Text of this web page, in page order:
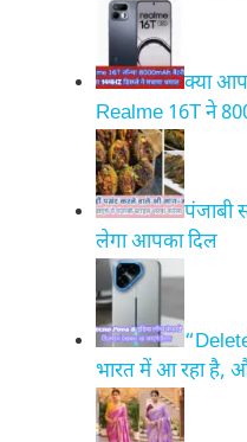
क्या
Realme 16T ने
पंजाबी
लेगा आपका दिल
भारत में आ रहा है,